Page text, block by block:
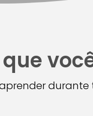
que